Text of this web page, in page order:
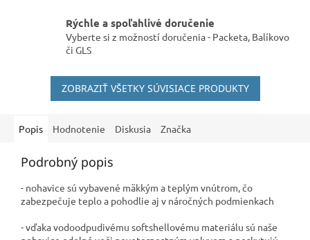
Rýchle a spoľahlivé doručenie
Vyberte si z možností doručenia - Packeta, Balíkovo
či GLS
ZOBRAZIŤ VŠETKY SÚVISIACE PRODUKTY
Popis Hodnotenie Diskusia Značka
Podrobný popis
- nohavice sú vybavené mäkkým a teplým vnútrom, čo
zabezpečuje teplo a pohodlie aj v náročných podmienkach
- vďaka vodoodpudivému softshellovému materiálu sú naše